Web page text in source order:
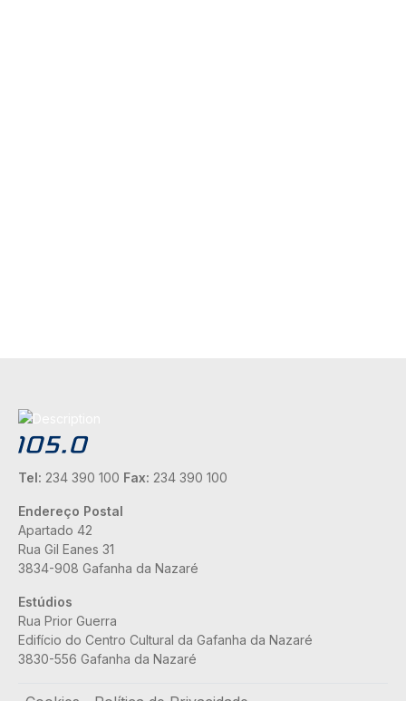
Tel: 234 390 100 Fax: 234 390 100
Endereço Postal
Apartado 42
Rua Gil Eanes 31
3834-908 Gafanha da Nazaré
Estúdios
Rua Prior Guerra
Edifício do Centro Cultural da Gafanha da Nazaré
3830-556 Gafanha da Nazaré